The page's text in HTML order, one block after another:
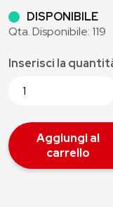
DISPONIBILE
Qta. Disponibile: 119
Inserisci la
Aggiungi al
carrello